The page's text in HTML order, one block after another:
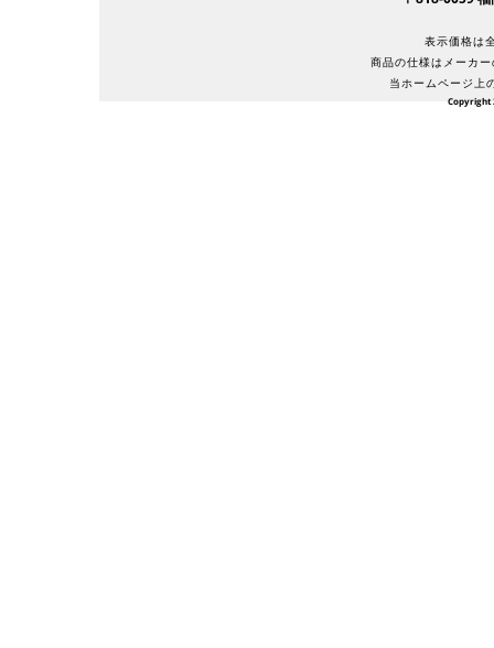
表示価格は
商品の仕様はメーカ
当ホームページ上
Copyright